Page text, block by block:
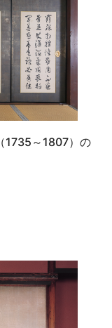
（1735～1807）の